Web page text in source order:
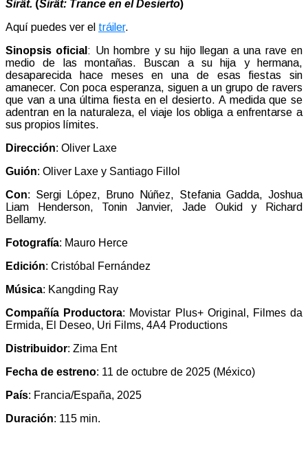
Sirât. (Sirât: Trance en el Desierto)
Aquí puedes ver el tráiler.
Sinopsis oficial : Un hombre y su hijo llegan a una rave en
medio de las montañas. Buscan a su hija y hermana,
desaparecida hace meses en una de esas fiestas sin
amanecer. Con poca esperanza, siguen a un grupo de ravers
que van a una última fiesta en el desierto. A medida que se
adentran en la naturaleza, el viaje los obliga a enfrentarse a
sus propios límites.
Dirección: Oliver Laxe
Guión: Oliver Laxe y Santiago Fillol
Con: Sergi López, Bruno Núñez, Stefania Gadda, Joshua
Liam Henderson, Tonin Janvier, Jade Oukid y
Richard
Bellamy.
Fotografía: Mauro Herce
Edición: Cristóbal Fernández
Música: Kangding Ray
Compañía Productora: Movistar Plus+ Original, Filmes da
Ermida, El Deseo, Uri Films, 4A4 Productions
Distribuidor: Zima Ent
Fecha de estreno: 11 de octubre de 2025 (México)
País: Francia/España, 2025
Duración: 115 min.